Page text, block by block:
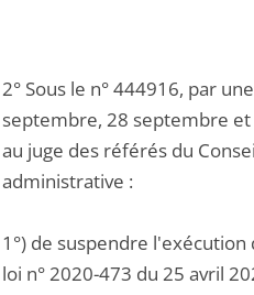
2° Sous le n° 444916, par
septembre, 28 septembre et
au juge des référés du
administrative :
1°) de suspendre
loi n° 2020-473 du 25 avril